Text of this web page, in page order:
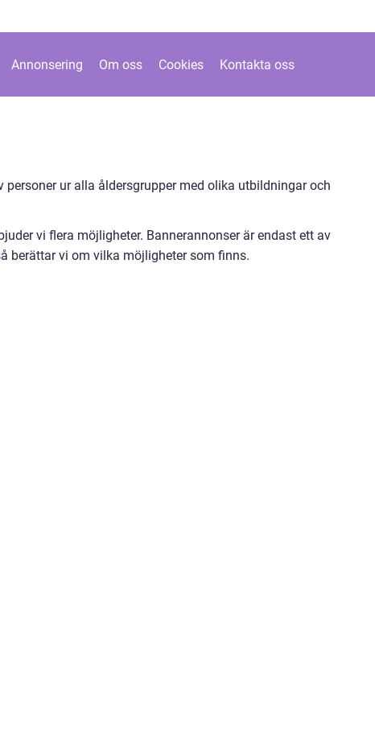
Annonsering Om oss Cookies Kontakta oss
personer ur alla åldersgrupper med olika utbildningar och
vi flera möjligheter. Bannerannonser är endast ett av
berättar vi om vilka möjligheter som finns.